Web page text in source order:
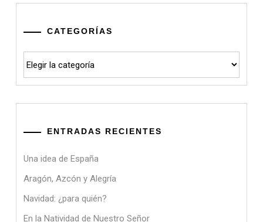
CATEGORÍAS
ENTRADAS RECIENTES
Una idea de España
Aragón, Azcón y Alegría
Navidad: ¿para quién?
En la Natividad de Nuestro Señor